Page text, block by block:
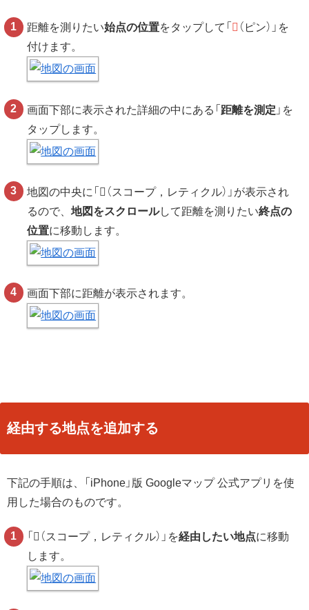
距離を測りたい始点の位置をタップして「
（ピン）」を
付けます。
画面下部に表示された詳細の中にある「 距離を測定 」を
タップします。
地図の中央に「
（スコープ，レティクル）」が表示され
るので、地図をスクロールして距離を測りたい終点の
位置に移動します。
画面下部に距離が表示されます。
経由する地点を追加する
下記の手順は、「iPhone」版 Googleマップ 公式アプリを使
用した場合のものです。
「 （スコープ，レティクル）」を経由したい地点に移動
します。